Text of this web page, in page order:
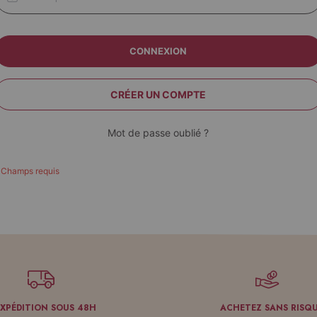
CONNEXION
CRÉER UN COMPTE
Mot de passe oublié ?
SOUS 48H ACHETEZ SANS